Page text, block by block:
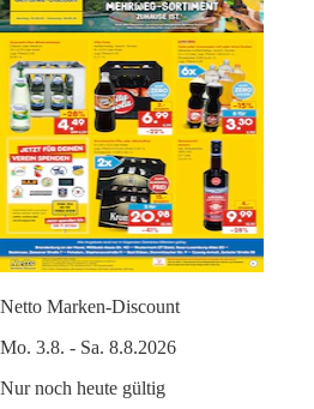
Netto Marken-Discount
Mo. 3.8. - Sa. 8.8.2026
Nur noch heute gültig